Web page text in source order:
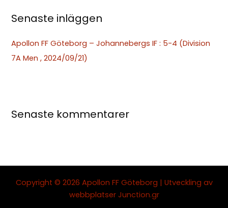
Senaste inläggen
Apollon FF Göteborg – Johannebergs IF : 5-4 (Division
7A Men , 2024/09/21)
Senaste kommentarer
Copyright © 2026 Apollon FF Göteborg | Utveckling av
webbplatser Junction.gr